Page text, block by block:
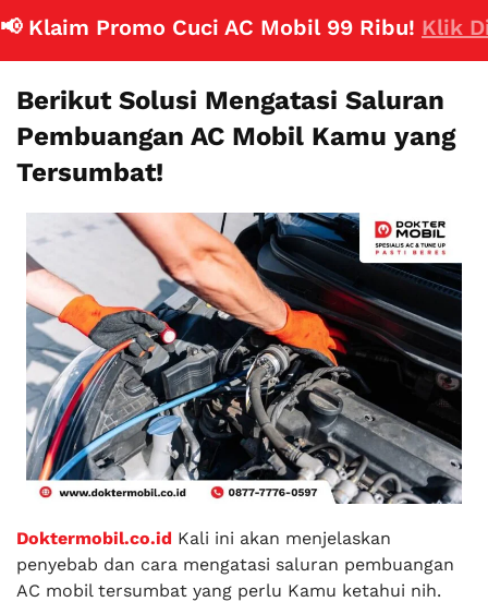
Promo Cuci AC Mobil 99 Ribu!Klik
Berikut Solusi Mengatasi Saluran
Pembuangan AC Mobil Kamu yang
Tersumbat!
Doktermobil.co.id Kali ini akan menjelaskan
penyebab dan cara mengatasi saluran pembuangan
AC mobil tersumbat yang perlu Kamu ketahui nih.